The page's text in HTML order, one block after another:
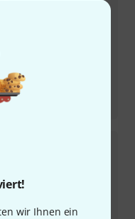
wir Ihnen ein